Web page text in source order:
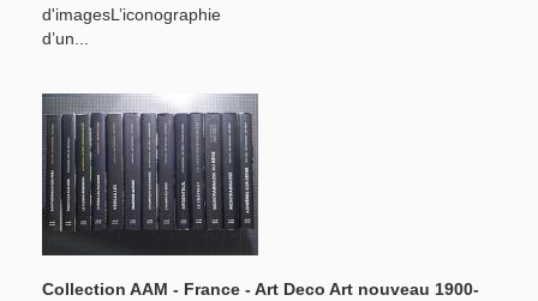
d'imagesL’iconographie
d’un...
Collection AAM - France - Art Deco Art nouveau 1900-